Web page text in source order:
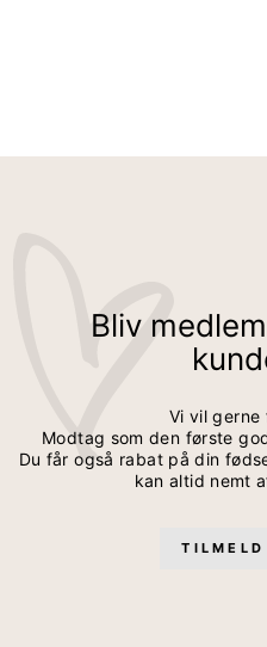
Bliv
Vi vil
Modtag som den første
Du får også rabat på din
kan altid nemt
TILMELD